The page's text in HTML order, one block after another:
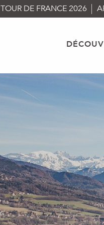
TOUR DE FRANCE 2026